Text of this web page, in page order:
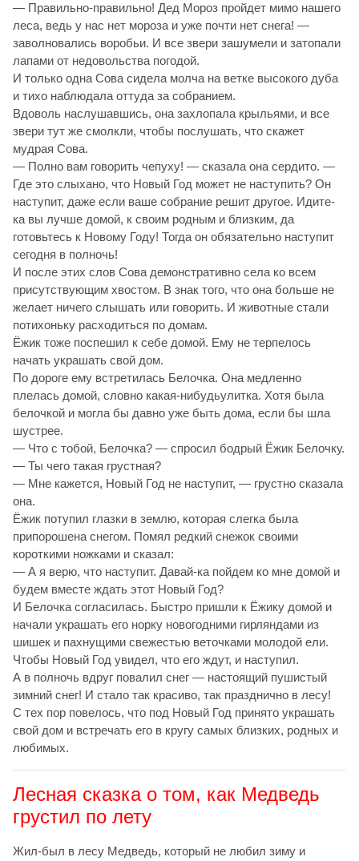
— Правильно-правильно! Дед Мороз пройдет мимо нашего
леса, ведь у нас нет мороза и уже почти нет снега! —
заволновались воробьи. И все звери зашумели и затопали
лапами от недовольства погодой.
И только одна Сова сидела молча на ветке высокого дуба
и тихо наблюдала оттуда за собранием.
Вдоволь наслушавшись, она захлопала крыльями, и все
звери тут же смолкли, чтобы послушать, что скажет
мудрая Сова.
— Полно вам говорить чепуху! — сказала она сердито. —
Где это слыхано, что Новый Год может не наступить? Он
наступит, даже если ваше собрание решит другое. Идите-
ка вы лучше домой, к своим родным и близким, да
готовьтесь к Новому Году! Тогда он обязательно наступит
сегодня в полночь!
И после этих слов Сова демонстративно села ко всем
присутствующим хвостом. В знак того, что она больше не
желает ничего слышать или говорить. И животные стали
потихоньку расходиться по домам.
Ёжик тоже поспешил к себе домой. Ему не терпелось
начать украшать свой дом.
По дороге ему встретилась Белочка. Она медленно
плелась домой, словно какая-нибудьулитка. Хотя была
белочкой и могла бы давно уже быть дома, если бы шла
шустрее.
— Что с тобой, Белочка? — спросил бодрый Ёжик Белочку.
— Ты чего такая грустная?
— Мне кажется, Новый Год не наступит, — грустно сказала
она.
Ёжик потупил глазки в землю, которая слегка была
припорошена снегом. Помял редкий снежок своими
короткими ножками и сказал:
— А я верю, что наступит. Давай-ка пойдем ко мне домой и
будем вместе ждать этот Новый Год?
И Белочка согласилась. Быстро пришли к Ёжику домой и
начали украшать его норку новогодними гирляндами из
шишек и пахнущими свежестью веточками молодой ели.
Чтобы Новый Год увидел, что его ждут, и наступил.
А в полночь вдруг повалил снег — настоящий пушистый
зимний снег! И стало так красиво, так празднично в лесу!
С тех пор повелось, что под Новый Год принято украшать
свой дом и встречать его в кругу самых близких, родных и
любимых.
Лесная сказка о том, как Медведь
грустил по лету
Жил-был в лесу Медведь, который не любил зиму и